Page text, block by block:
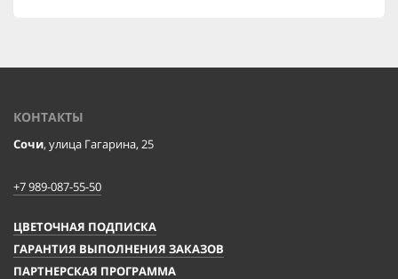
КОНТАКТЫ
Сочи, улица Гагарина, 25
+7 989-087-55-50
ЦВЕТОЧНАЯ ПОДПИСКА
ГАРАНТИЯ ВЫПОЛНЕНИЯ ЗАКАЗОВ
ПАРТНЕРСКАЯ ПРОГРАММА